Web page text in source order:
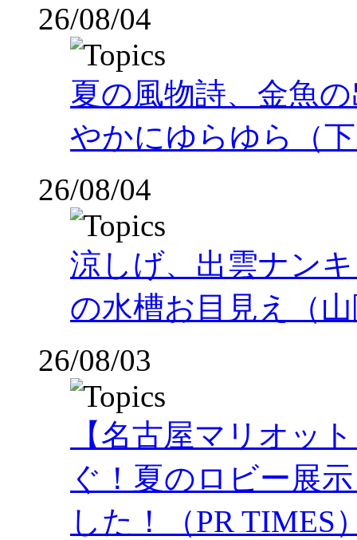
26/08/04
夏の風物詩、金魚
やかにゆらゆら（
26/08/04
涼しげ、出雲ナン
の水槽お目見え（
26/08/03
【名古屋マリオッ
ぐ！夏のロビー展
した！（PR TIMES